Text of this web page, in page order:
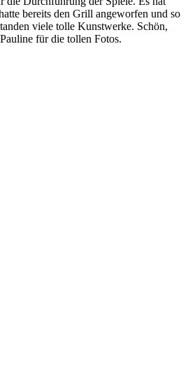
bereits den Grill angeworfen und so
viele tolle Kunstwerke. Schön,
für die tollen Fotos.